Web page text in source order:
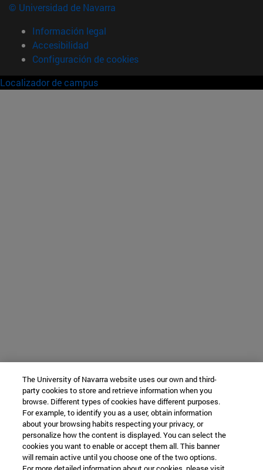
© Universidad de Navarra
Información legal
Accesibilidad
Configuración de cookies
Localizador de campus
The University of Navarra website uses our own and third-
party cookies to store and retrieve information when you
browse. Different types of cookies have different purposes.
For example, to identify you as a user, obtain information
about your browsing habits respecting your privacy, or
personalize how the content is displayed. You can select the
cookies you want to enable or accept them all. This banner
will remain active until you choose one of the two options.